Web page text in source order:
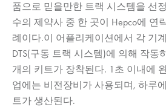
품으로 믿을만한 트랙 시스템을 선
수의 제약사 중 한 곳이 Hepco에 연
례이다.이 어플리케이션에서 각 기
DTS(구동 트랙 시스템)에 의해 작동
개의 키트가 장착된다. 1초 이내에
업에는 비전장비가 사용되며, 하루
트가 생산된다.